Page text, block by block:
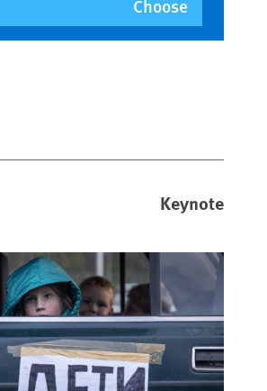
Keynote